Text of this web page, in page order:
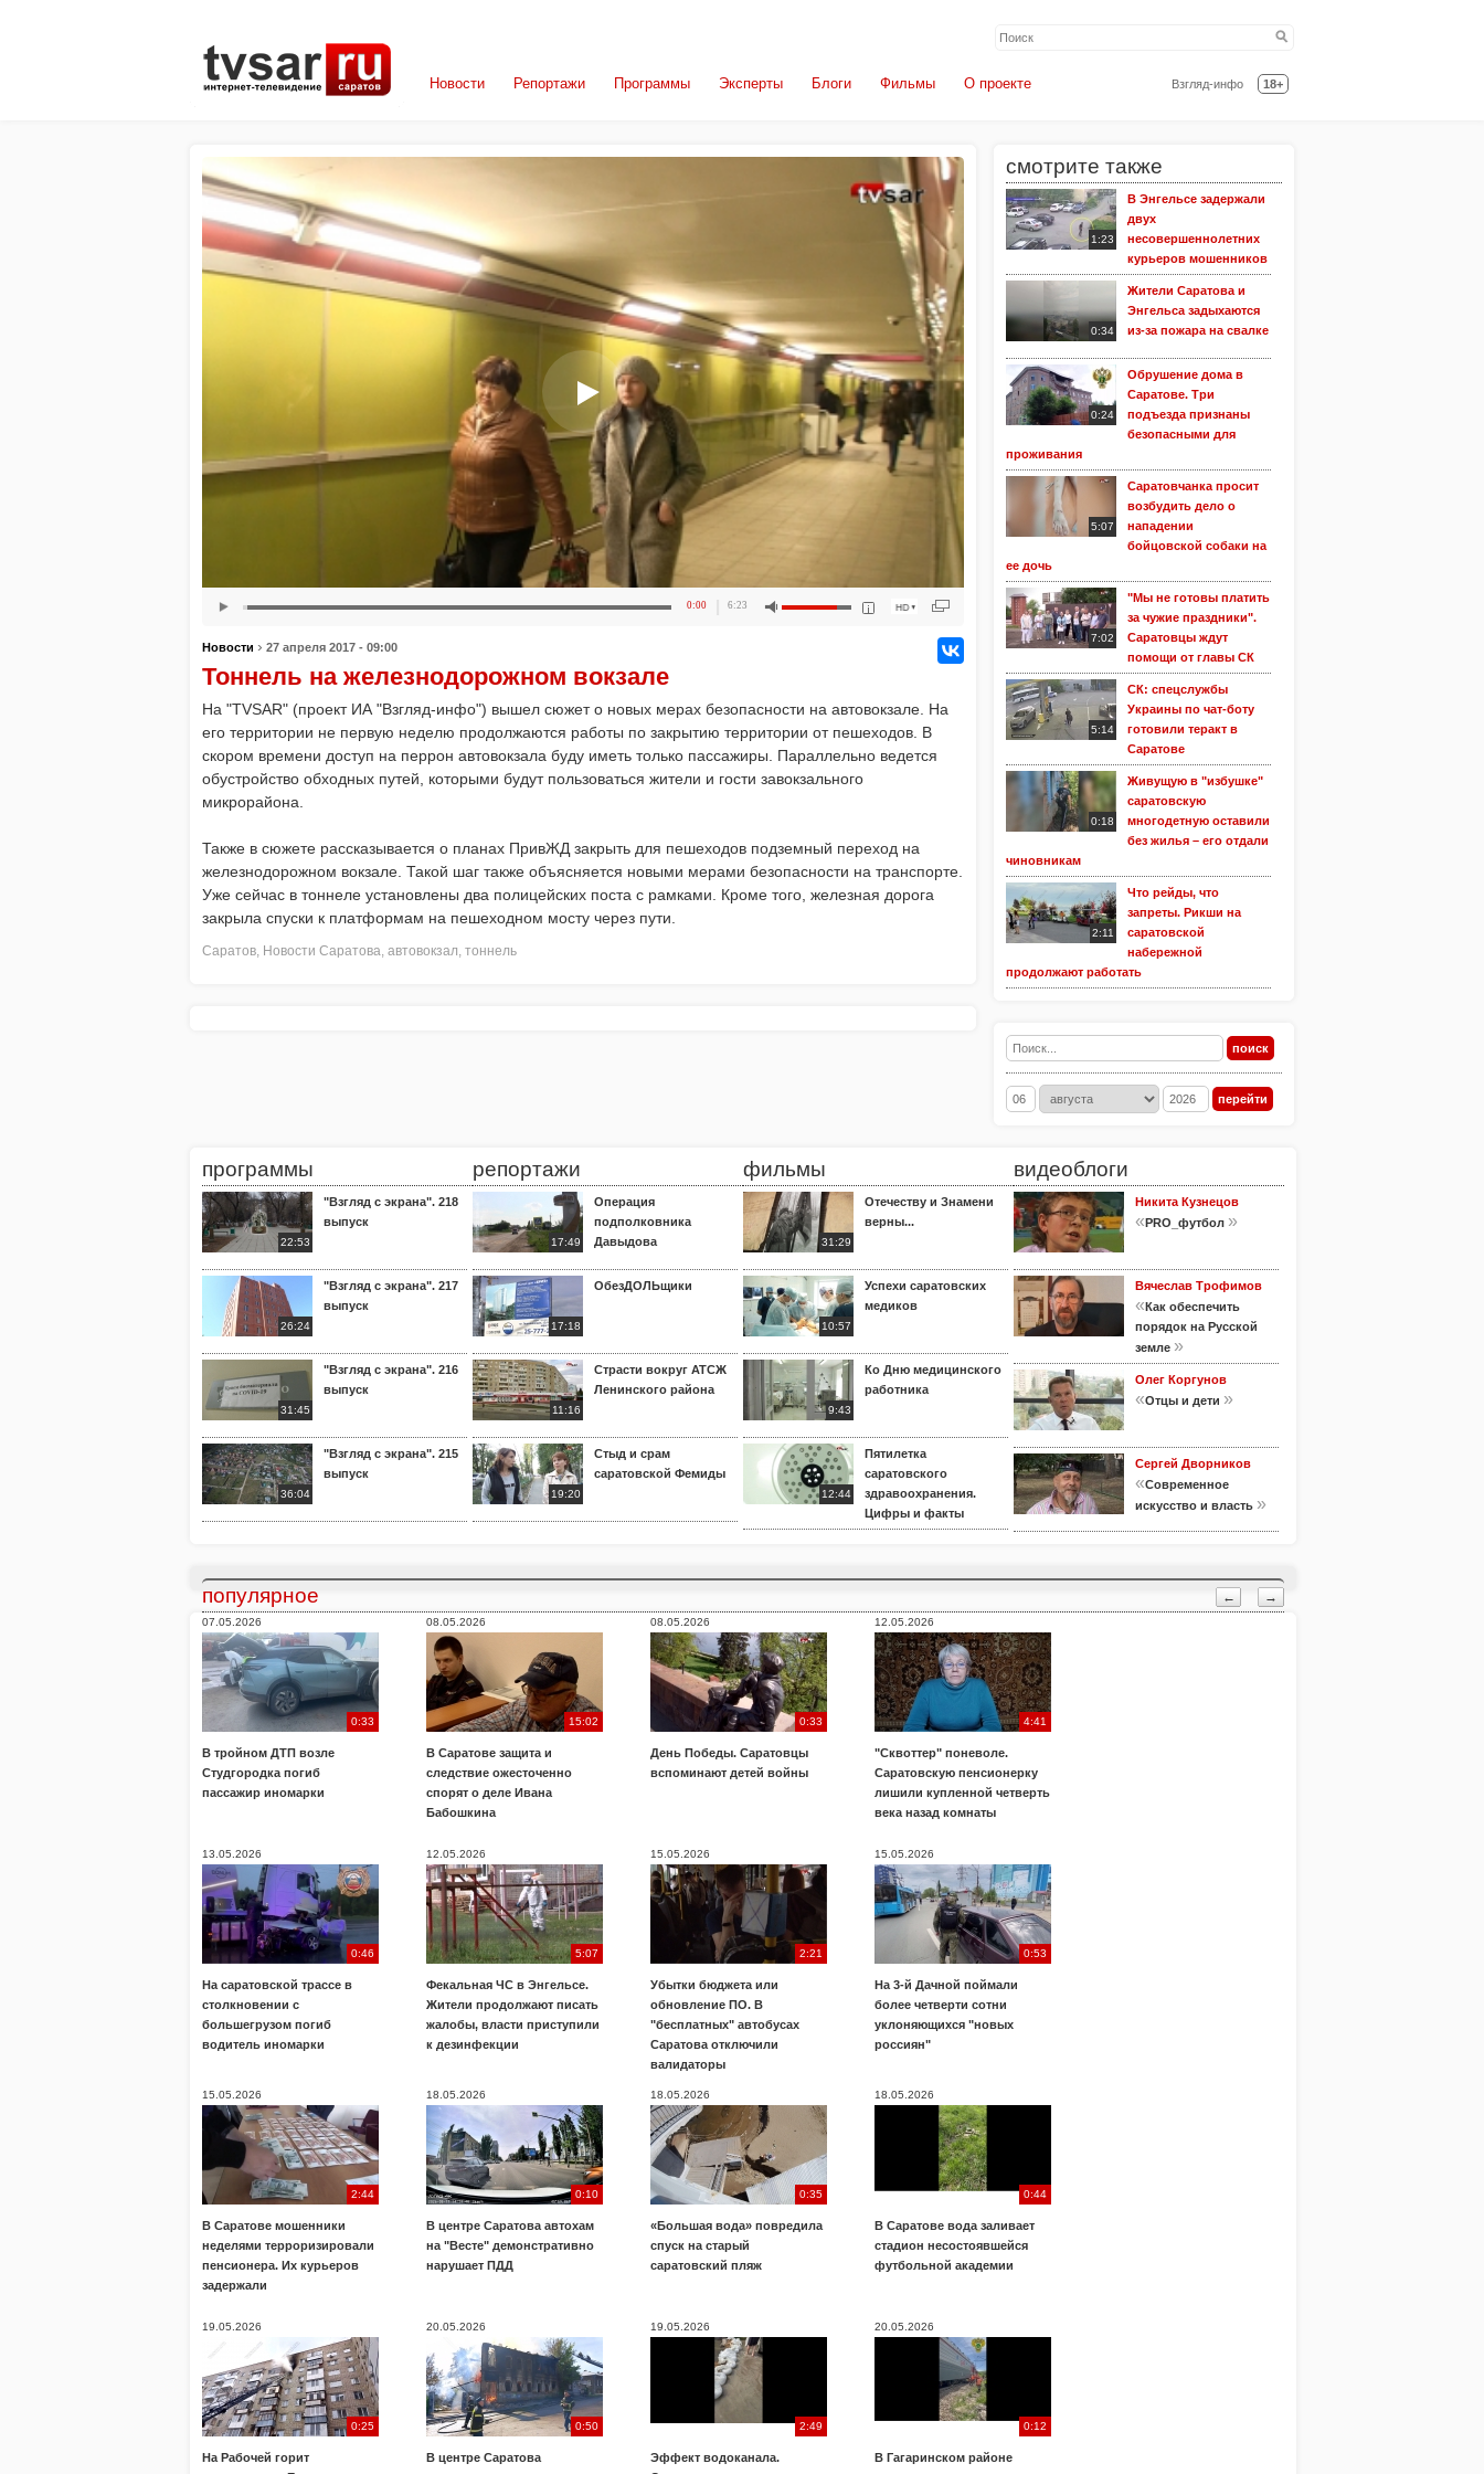
Взгляд-инфо 18+
Новости Репортажи Программы Эксперты Блоги Фильмы О проекте
смотрите также
1:23
В Энгельсе задержали
двух
несовершеннолетних
курьеров мошенников
0:34
Жители Саратова и
Энгельса задыхаются
из-за пожара на свалке
0:24
Обрушение дома в
Саратове. Три
подъезда признаны
безопасными для
проживания
5:07
Саратовчанка просит
возбудить дело о
нападении
бойцовской собаки на
ее дочь
7:02
"Мы не готовы платить
за чужие праздники".
Саратовцы ждут
помощи от главы СК
5:14
СК: спецслужбы
Украины по чат-боту
готовили теракт в
Саратове
0:18
Живущую в "избушке"
саратовскую
многодетную оставили
без жилья – его отдали
чиновникам
2:11
Что рейды, что
запреты. Рикши на
саратовской
набережной
продолжают работать
0:00 6:23
Новости › 27 апреля 2017 - 09:00
Тоннель на железнодорожном вокзале
На "TVSAR" (проект ИА "Взгляд-инфо") вышел сюжет о новых мерах безопасности на автовокзале. На
его территории не первую неделю продолжаются работы по закрытию территории от пешеходов. В
скором времени доступ на перрон автовокзала буду иметь только пассажиры. Параллельно ведется
обустройство обходных путей, которыми будут пользоваться жители и гости завокзального
микрорайона.
Также в сюжете рассказывается о планах ПривЖД закрыть для пешеходов подземный переход на
железнодорожном вокзале. Такой шаг также объясняется новыми мерами безопасности на транспорте.
Уже сейчас в тоннеле установлены два полицейских поста с рамками. Кроме того, железная дорога
закрыла спуски к платформам на пешеходном мосту через пути.
Саратов, Новости Саратова, автовокзал, тоннель
программы
22:53
"Взгляд с экрана". 218
выпуск
26:24
"Взгляд с экрана". 217
выпуск
31:45
"Взгляд с экрана". 216
выпуск
36:04
"Взгляд с экрана". 215
выпуск
репортажи
17:49
Операция
подполковника
Давыдова
17:18
ОбезДОЛЬщики
11:16
Страсти вокруг АТСЖ
Ленинского района
19:20
Стыд и срам
саратовской Фемиды
фильмы
31:29
Отечеству и Знамени
верны...
10:57
Успехи саратовских
медиков
9:43
Ко Дню медицинского
работника
12:44
Пятилетка
саратовского
здравоохранения.
Цифры и факты
видеоблоги
Никита Кузнецов
«PRO_футбол »
Вячеслав Трофимов
«Как обеспечить
порядок на Русской
земле »
Олег Коргунов
«Отцы и дети »
Сергей Дворников
«Современное
искусство и власть »
← →
популярное
07.05.2026
0:33
В тройном ДТП возле
Студгородка погиб
пассажир иномарки
08.05.2026
15:02
В Саратове защита и
следствие ожесточенно
спорят о деле Ивана
Бабошкина
08.05.2026
0:33
День Победы. Саратовцы
вспоминают детей войны
12.05.2026
4:41
"Сквоттер" поневоле.
Саратовскую пенсионерку
лишили купленной четверть
века назад комнаты
13.05.2026
0:46
На саратовской трассе в
столкновении с
большегрузом погиб
водитель иномарки
12.05.2026
5:07
Фекальная ЧС в Энгельсе.
Жители продолжают писать
жалобы, власти приступили
к дезинфекции
15.05.2026
2:21
Убытки бюджета или
обновление ПО. В
"бесплатных" автобусах
Саратова отключили
валидаторы
15.05.2026
0:53
На 3-й Дачной поймали
более четверти сотни
уклоняющихся "новых
россиян"
15.05.2026
2:44
В Саратове мошенники
неделями терроризировали
пенсионера. Их курьеров
задержали
18.05.2026
0:10
В центре Саратова автохам
на "Весте" демонстративно
нарушает ПДД
18.05.2026
0:35
«Большая вода» повредила
спуск на старый
саратовский пляж
18.05.2026
0:44
В Саратове вода заливает
стадион несостоявшейся
футбольной академии
19.05.2026
0:25
На Рабочей горит
20.05.2026
0:50
В центре Саратова
19.05.2026
2:49
Эффект водоканала.
20.05.2026
0:12
В Гагаринском районе